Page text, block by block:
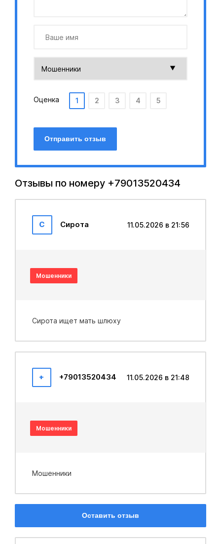
Оценка 1 2 3 4 5
Отправить отзыв
Отзывы по номеру +79013520434
С Сирота 11.05.2026 в 21:56
Мошенники
Сирота ищет мать шлюxy
+ +79013520434 11.05.2026 в 21:48
Мошенники
Мошенники
Оставить отзыв